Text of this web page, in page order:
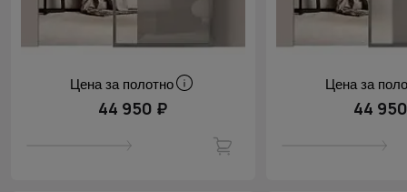
Цена за полотно
44 950 ₽
Цена за
44